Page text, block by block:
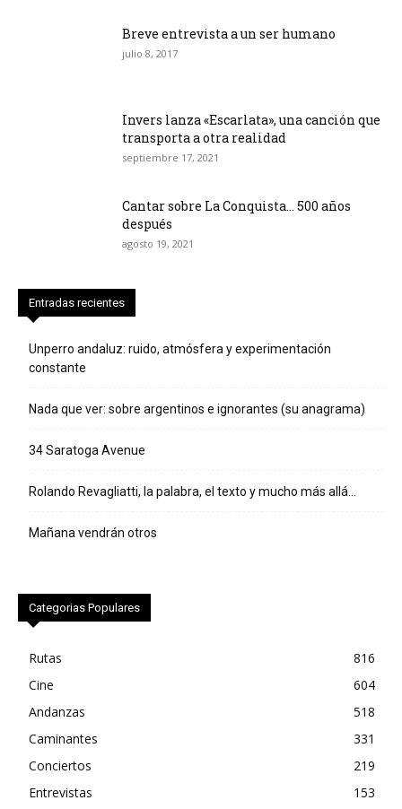
Breve entrevista a un ser humano
julio 8, 2017
Invers lanza «Escarlata», una canción que
transporta a otra realidad
septiembre 17, 2021
Cantar sobre La Conquista… 500 años
después
agosto 19, 2021
Entradas recientes
Unperro andaluz: ruido, atmósfera y experimentación
constante
Nada que ver: sobre argentinos e ignorantes (su anagrama)
34 Saratoga Avenue
Rolando Revagliatti, la palabra, el texto y mucho más allá…
Mañana vendrán otros
Categorias Populares
Rutas
816
Cine
604
Andanzas
518
Caminantes
331
Conciertos
219
Entrevistas
153